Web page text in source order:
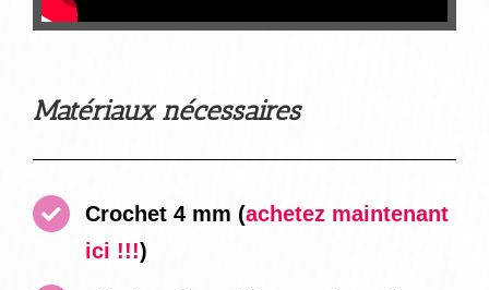
Matériaux nécessaires
Crochet 4 mm (achetez maintenant
ici !!!)